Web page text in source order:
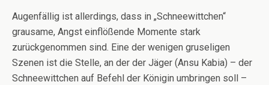
Augenfällig ist allerdings, dass in „Schneewittchen“
grausame, Angst einflößende Momente stark
zurückgenommen sind. Eine der wenigen gruseligen
Szenen ist die Stelle, an der der Jäger (Ansu Kabia) – der
Schneewittchen auf Befehl der Königin umbringen soll –